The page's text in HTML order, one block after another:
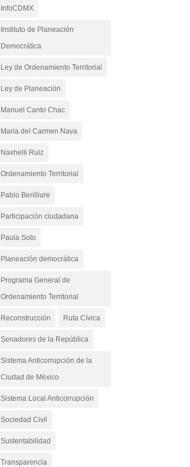
InfoCDMX
Instituto de Planeación
Democrática
Ley de Ordenamiento Territorial
Ley de Planeación
Manuel Canto Chac
Maria del Carmen Nava
Naxhelli Ruiz
Ordenamiento Territorial
Pablo Benlliure
Participación ciudadana
Paula Soto
Planeación democrática
Programa General de
Ordenamiento Territorial
Reconstrucción Ruta Cívica
Senadores de la República
Sistema Anticorrupción de la
Ciudad de México
Sistema Local Anticorrupción
Sociedad Civil
Sustentabilidad
Transparencia